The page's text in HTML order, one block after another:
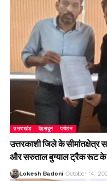
उत्तराखंड देहरादून पर्यटन
उत्तरकाशी जिले के सीमांतक्षेत्र
और सरुताल बुग्याल ट्रैक रूट के
Lokesh Badoni October 14,